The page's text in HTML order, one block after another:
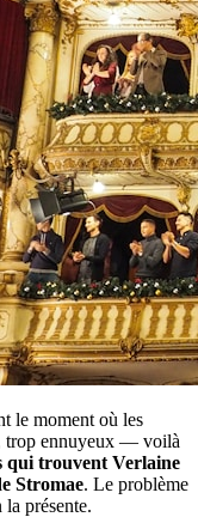
le moment où les
trop ennuyeux — voilà
qui trouvent Verlaine
Stromae. Le problème
la présente.